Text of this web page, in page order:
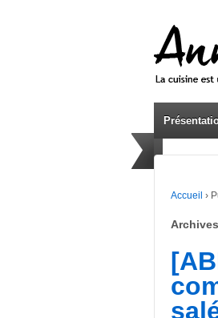
Accueil ›